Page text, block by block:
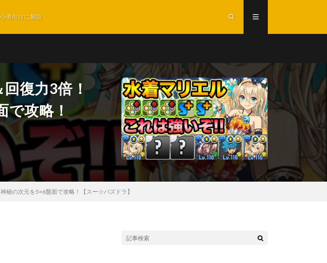
者向けに解説
復力3倍！
で攻略！
秘の次元を5×6盤面で攻略！【スー☆パズドラ】